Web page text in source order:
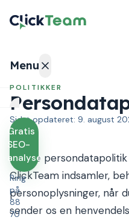
Menu
Services
Outsourcing
Cases
Blog
Gratis
SEO-
analyse
Ring
på
88
70
POLITIKKER
Sidst opdateret: 9. august
Denne
ClickTeam indsamler,
personoplysninger, når
sender os en